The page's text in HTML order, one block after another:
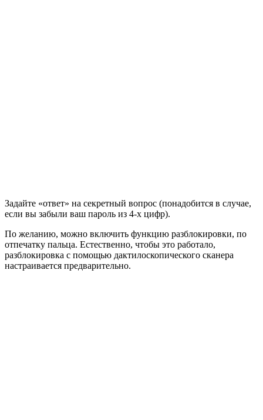
Задайте «ответ» на секретный вопрос (понадобится в случае,
если вы забыли ваш пароль из 4-х цифр).
По желанию, можно включить функцию разблокировки, по
отпечатку пальца. Естественно, чтобы это работало,
разблокировка с помощью дактилоскопического сканера
настраивается предварительно.